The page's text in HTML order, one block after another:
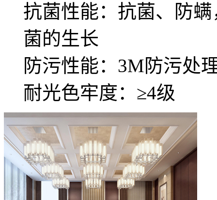
抗菌性能：抗菌、防
菌的生长
防污性能：3M防污处
耐光色牢度：≥4级